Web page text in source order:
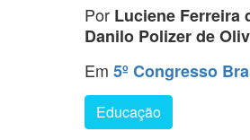
Por Luciene Ferreira
Danilo Polizer de
Em 5º Congresso
Educação